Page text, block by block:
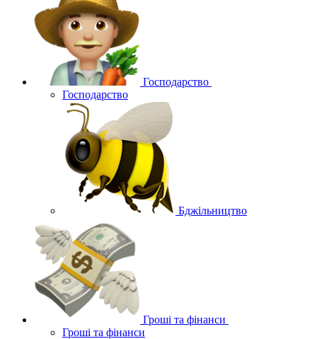
Господарство
Господарство
Бджільництво
Гроші та фінанси
Гроші та фінанси